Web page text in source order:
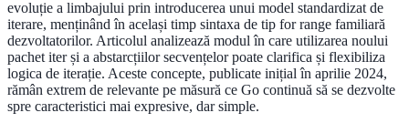
evoluție a limbajului prin introducerea unui model standardizat de
iterare, menținând în același timp sintaxa de tip for range familiară
dezvoltatorilor. Articolul analizează modul în care utilizarea noului
pachet iter și a abstarcțiilor secvențelor poate clarifica și flexibiliza
logica de iterație. Aceste concepte, publicate inițial în aprilie 2024,
rămân extrem de relevante pe măsură ce Go continuă să se dezvolte
spre caracteristici mai expresive, dar simple.